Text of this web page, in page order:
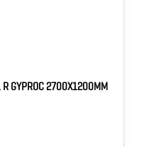
R GYPROC 2700X1200MM